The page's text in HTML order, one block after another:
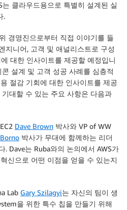
클라우드용으로 특별히 설계된 실
.
경영진으로부터 직접 이야기를 들
지니어, 고객 및 애널리스트로 구성
대한 인사이트를 제공할 예정입니
설계 및 고객 성공 사례를 심층적
절감 기회에 대한 인사이트를 제공
대할 수 있는 주요 사항은 다음과
Dave Brown 박사와 VP of WW
박사가 무대에 함께하는 리더
. Dave는 Ruba와의 논의에서 AWS가
신으로 어떤 이점을 얻을 수 있는지
Lab Gary Szilagyi는 자신의 팀이 생
을 위한 특수 칩을 만들기 위해